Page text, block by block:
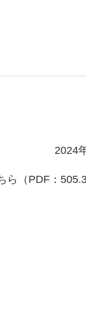
2024
ら（PDF：505.3